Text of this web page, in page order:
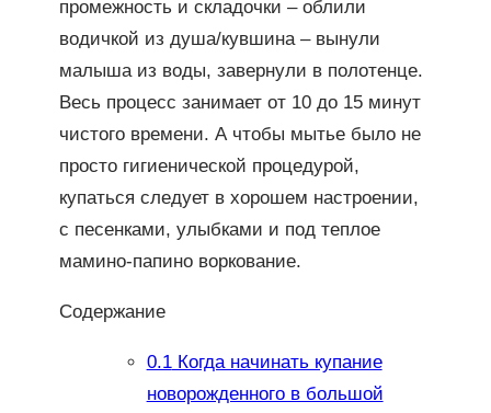
промежность и складочки – облили
водичкой из душа/кувшина – вынули
малыша из воды, завернули в полотенце.
Весь процесс занимает от 10 до 15 минут
чистого времени. А чтобы мытье было не
просто гигиенической процедурой,
купаться следует в хорошем настроении,
с песенками, улыбками и под теплое
мамино-папино воркование.
Содержание
0.1Когда начинать купание
новорожденного в большой